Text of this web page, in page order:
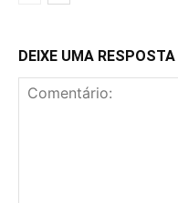
DEIXE UMA RESPOSTA